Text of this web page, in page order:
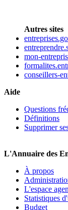
Autres sites
mon-
conseillers-
Aide
Questions
Définitions
Supprimer
L'Annuaire des
À propos
L'espace
Statistiques
Budget